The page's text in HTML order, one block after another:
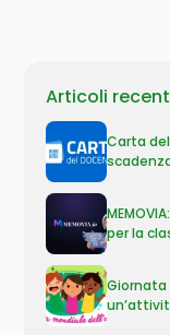
Articoli
Carta
per la
Giornata